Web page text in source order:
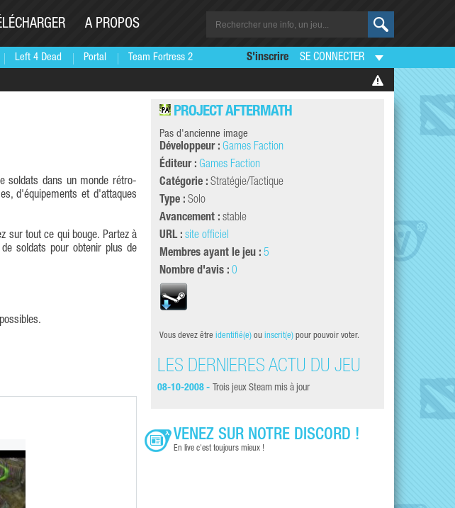
Left 4 Dead Portal Team Fortress 2
A PROPOS
S'inscrire SE CONNECTER
d'équipements et d'attaques
sur tout ce qui bouge. Partez à
soldats pour obtenir plus de
PROJECT AFTERMATH
Pas d'ancienne image
Développeur : Games Faction
Éditeur : Games Faction
Catégorie : Stratégie/Tactique
Type : Solo
Avancement : stable
URL : site officiel
Membres ayant le jeu : 5
Nombre d'avis : 0
Vous devez être identifié(e) ou inscrit(e) pour pouvoir voter.
LES DERNIÈRES ACTU DU JEU
08-10-2008 - Trois jeux Steam mis à jour
VENEZ SUR NOTRE DISCORD !
En live c'est toujours mieux !